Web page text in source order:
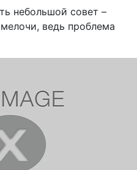
небольшой совет –
ведь проблема